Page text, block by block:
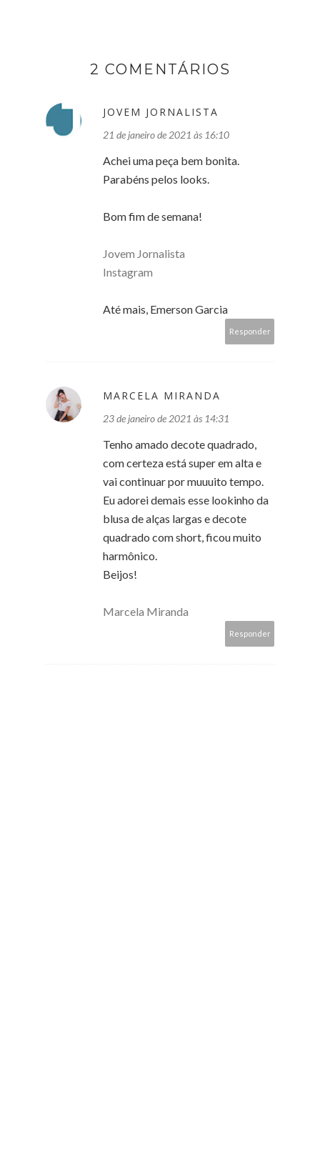
2 COMENTÁRIOS
JOVEM JORNALISTA
21 de janeiro de 2021 às 16:10
Achei uma peça bem bonita.
Parabéns pelos looks.
Bom fim de semana!
Jovem Jornalista
Instagram
Até mais, Emerson Garcia
Responder
MARCELA MIRANDA
23 de janeiro de 2021 às 14:31
Tenho amado decote quadrado,
com certeza está super em alta e
vai continuar por muuuito tempo.
Eu adorei demais esse lookinho da
blusa de alças largas e decote
quadrado com short, ficou muito
harmônico.
Beijos!
Marcela Miranda
Responder